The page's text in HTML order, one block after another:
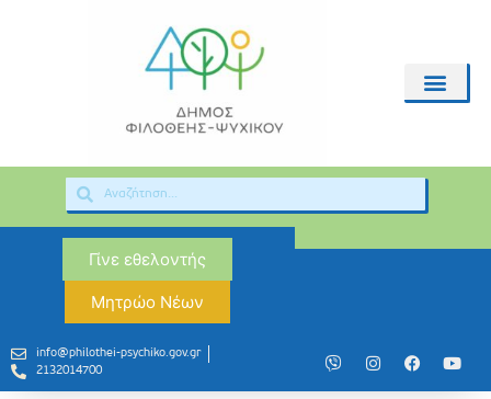
Γίνε εθελοντής
Μητρώο Νέων
info@philothei-psychiko.gov.gr
2132014700